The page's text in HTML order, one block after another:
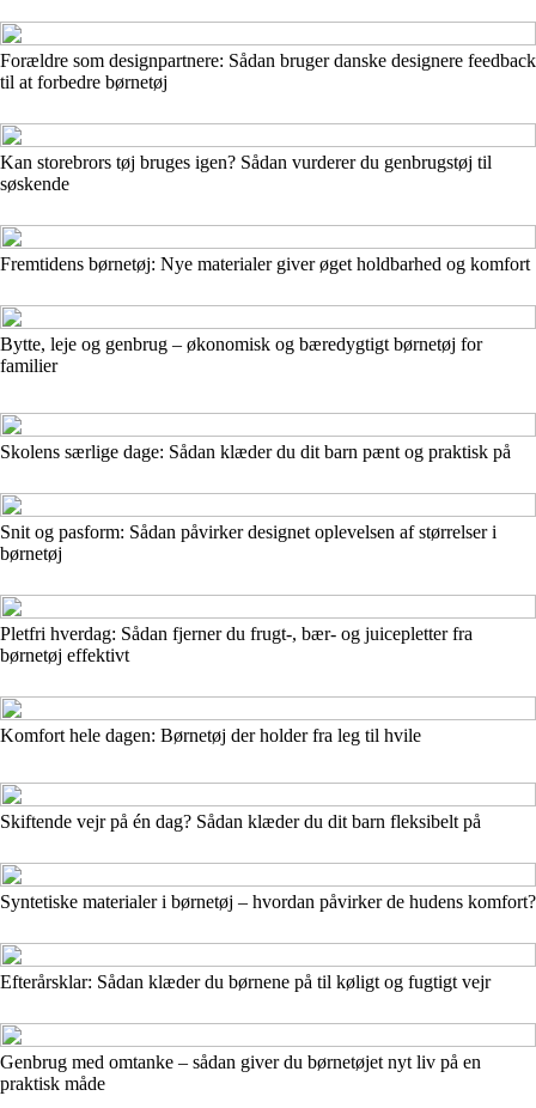
Forældre som designpartnere: Sådan bruger danske designere feedback
til at forbedre børnetøj
Kan storebrors tøj bruges igen? Sådan vurderer du genbrugstøj til
søskende
Fremtidens børnetøj: Nye materialer giver øget holdbarhed og komfort
Bytte, leje og genbrug – økonomisk og bæredygtigt børnetøj for
familier
Skolens særlige dage: Sådan klæder du dit barn pænt og praktisk på
Snit og pasform: Sådan påvirker designet oplevelsen af størrelser i
børnetøj
Pletfri hverdag: Sådan fjerner du frugt-, bær- og juicepletter fra
børnetøj effektivt
Komfort hele dagen: Børnetøj der holder fra leg til hvile
Skiftende vejr på én dag? Sådan klæder du dit barn fleksibelt på
Syntetiske materialer i børnetøj – hvordan påvirker de hudens komfort?
Efterårsklar: Sådan klæder du børnene på til køligt og fugtigt vejr
Genbrug med omtanke – sådan giver du børnetøjet nyt liv på en
praktisk måde